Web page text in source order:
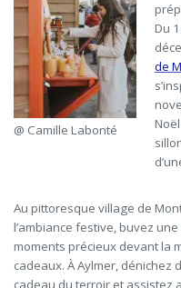
@ Camille Labonté
Du 1
de
Au pittoresque village de
l’ambiance festive, buvez
moments précieux devant la
cadeaux. À Aylmer,
cadeau du terroir et assistez